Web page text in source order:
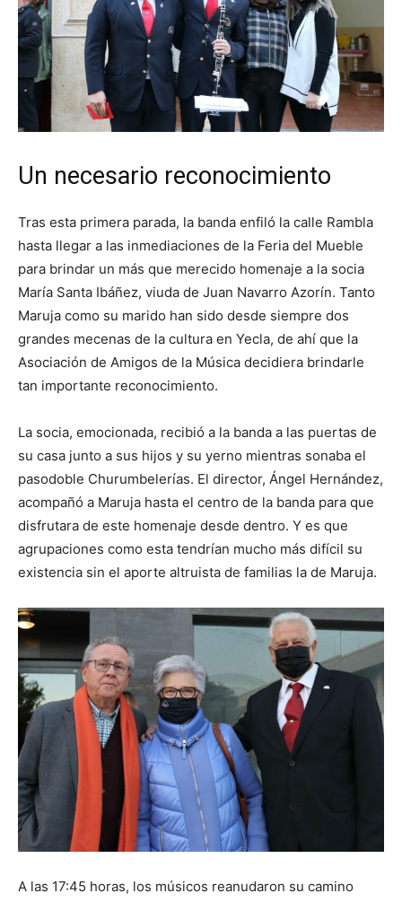
Un necesario reconocimiento
Tras esta primera parada, la banda enfiló la calle Rambla
hasta llegar a las inmediaciones de la Feria del Mueble
para brindar un más que merecido homenaje a la socia
María Santa Ibáñez, viuda de Juan Navarro Azorín. Tanto
Maruja como su marido han sido desde siempre dos
grandes mecenas de la cultura en Yecla, de ahí que la
Asociación de Amigos de la Música decidiera brindarle
tan importante reconocimiento.
La socia, emocionada, recibió a la banda a las puertas de
su casa junto a sus hijos y su yerno mientras sonaba el
pasodoble Churumbelerías. El director, Ángel Hernández,
acompañó a Maruja hasta el centro de la banda para que
disfrutara de este homenaje desde dentro. Y es que
agrupaciones como esta tendrían mucho más difícil su
existencia sin el aporte altruista de familias la de Maruja.
A las 17:45 horas, los músicos reanudaron su camino